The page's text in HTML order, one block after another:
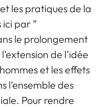
les pratiques de la
par ”
le prolongement
de l’idée
et les effets
l’ensemble des
Pour rendre